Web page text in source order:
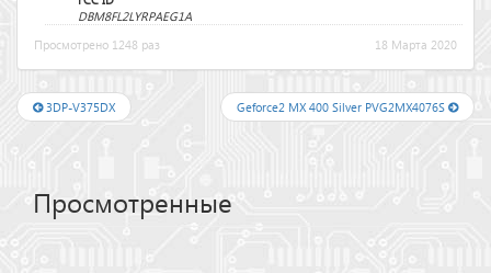
DBM8FL2LYRPAEG1A
Просмотрено 1248 раз
18 Марта 2020
3DP-V375DX Geforce2 MX 400 Silver PVG2MX4076S
Просмотренные